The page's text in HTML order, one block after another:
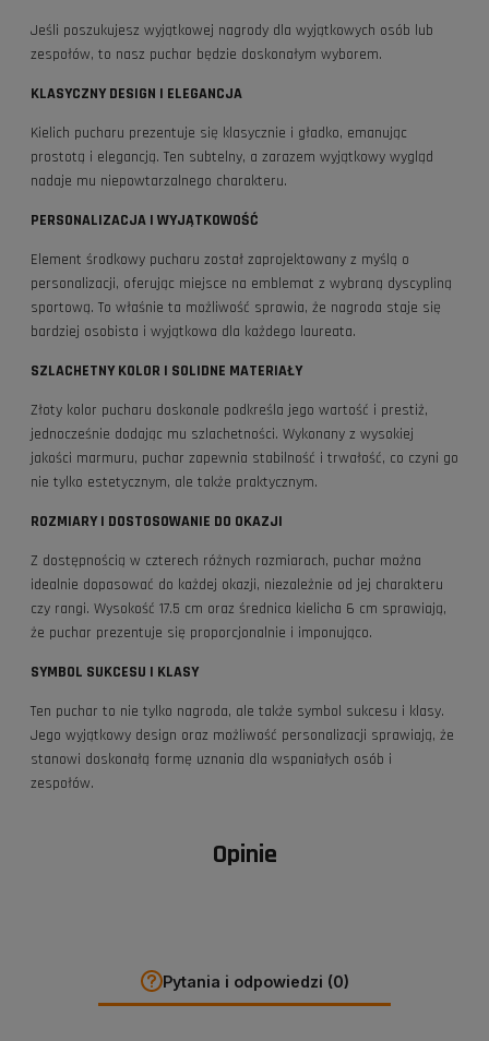
Jeśli poszukujesz wyjątkowej nagrody dla wyjątkowych osób lub
zespołów, to nasz puchar będzie doskonałym wyborem.
KLASYCZNY DESIGN I ELEGANCJA
Kielich pucharu prezentuje się klasycznie i gładko, emanując
prostotą i elegancją. Ten subtelny, a zarazem wyjątkowy wygląd
nadaje mu niepowtarzalnego charakteru.
PERSONALIZACJA I WYJĄTKOWOŚĆ
Element środkowy pucharu został zaprojektowany z myślą o
personalizacji, oferując miejsce na emblemat z wybraną dyscypliną
sportową. To właśnie ta możliwość sprawia, że nagroda staje się
bardziej osobista i wyjątkowa dla każdego laureata.
SZLACHETNY KOLOR I SOLIDNE MATERIAŁY
Złoty kolor pucharu doskonale podkreśla jego wartość i prestiż,
jednocześnie dodając mu szlachetności. Wykonany z wysokiej
jakości marmuru, puchar zapewnia stabilność i trwałość, co czyni go
nie tylko estetycznym, ale także praktycznym.
ROZMIARY I DOSTOSOWANIE DO OKAZJI
Z dostępnością w czterech różnych rozmiarach, puchar można
idealnie dopasować do każdej okazji, niezależnie od jej charakteru
czy rangi. Wysokość 17.5 cm oraz średnica kielicha 6 cm sprawiają,
że puchar prezentuje się proporcjonalnie i imponująco.
SYMBOL SUKCESU I KLASY
Ten puchar to nie tylko nagroda, ale także symbol sukcesu i klasy.
Jego wyjątkowy design oraz możliwość personalizacji sprawiają, że
stanowi doskonałą formę uznania dla wspaniałych osób i
zespołów.
Opinie
Pytania i odpowiedzi (0)